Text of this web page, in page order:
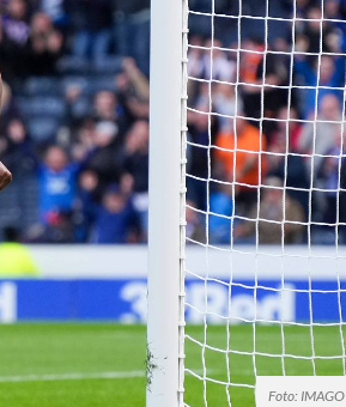
Foto: IMAGO